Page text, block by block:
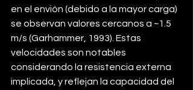
en el envión (debido a la mayor carga)
se observan valores cercanos a ~1.5
m/s (Garhammer, 1993). Estas
velocidades son notables
considerando la resistencia externa
implicada, y reflejan la capacidad del